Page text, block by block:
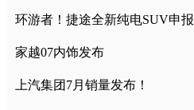
环游者！捷途全新纯电SUV申报
家越07内饰发布
上汽集团7月销量发布！